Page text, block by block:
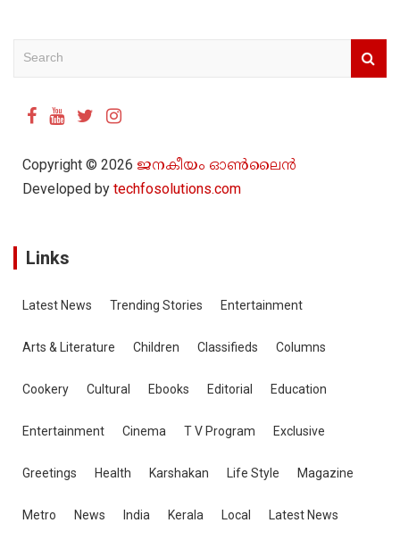
Copyright © 2026 ജനകീയം ഓൺ‌ലൈൻ
Developed by techfosolutions.com
Links
Latest News Trending Stories Entertainment
Arts & Literature Children Classifieds Columns
Cookery Cultural Ebooks Editorial Education
Entertainment Cinema T V Program Exclusive
Greetings Health Karshakan Life Style Magazine
Metro News India Kerala Local Latest News